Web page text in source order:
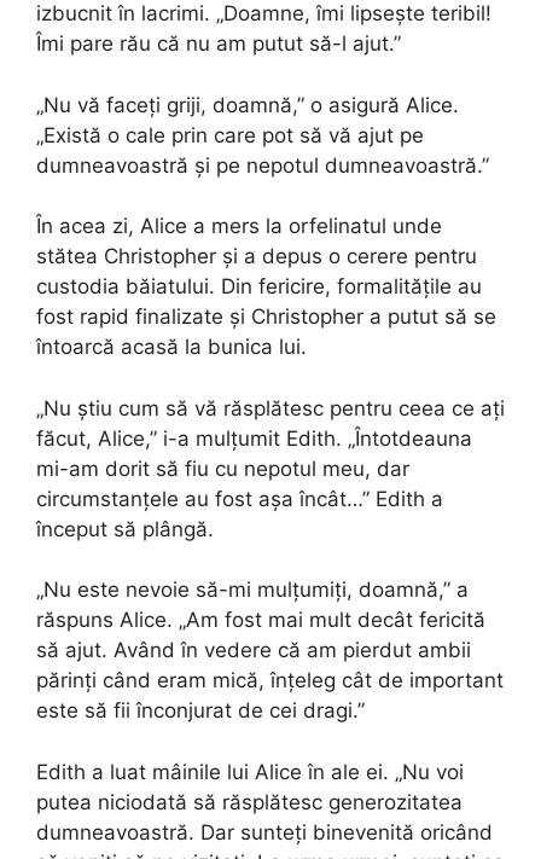
izbucnit în lacrimi. „Doamne, îmi lipsește teribil!
Îmi pare rău că nu am putut să-l ajut.”
„Nu vă faceți griji, doamnă,” o asigură Alice.
„Există o cale prin care pot să vă ajut pe
dumneavoastră și pe nepotul dumneavoastră.”
În acea zi, Alice a mers la orfelinatul unde
stătea Christopher și a depus o cerere pentru
custodia băiatului. Din fericire, formalitățile au
fost rapid finalizate și Christopher a putut să se
întoarcă acasă la bunica lui.
„Nu știu cum să vă răsplătesc pentru ceea ce ați
făcut, Alice,” i-a mulțumit Edith. „Întotdeauna
mi-am dorit să fiu cu nepotul meu, dar
circumstanțele au fost așa încât…” Edith a
început să plângă.
„Nu este nevoie să-mi mulțumiți, doamnă,” a
răspuns Alice. „Am fost mai mult decât fericită
să ajut. Având în vedere că am pierdut ambii
părinți când eram mică, înțeleg cât de important
este să fii înconjurat de cei dragi.”
Edith a luat mâinile lui Alice în ale ei. „Nu voi
putea niciodată să răsplătesc generozitatea
dumneavoastră. Dar sunteți binevenită oricând